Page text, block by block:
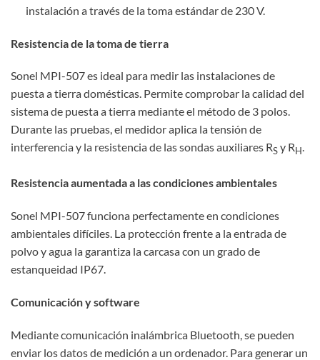
instalación a través de la toma estándar de 230 V.
Resistencia de la toma de tierra
Sonel MPI-507 es ideal para medir las instalaciones de
puesta a tierra domésticas. Permite comprobar la calidad del
sistema de puesta a tierra mediante el método de 3 polos.
Durante las pruebas, el medidor aplica la tensión de
interferencia y la resistencia de las sondas auxiliares RSy RH.
Resistencia aumentada a las condiciones ambientales
Sonel MPI-507 funciona perfectamente en condiciones
ambientales difíciles. La protección frente a la entrada de
polvo y agua la garantiza la carcasa con un grado de
estanqueidad IP67.
Comunicación y software
Mediante comunicación inalámbrica Bluetooth, se pueden
enviar los datos de medición a un ordenador. Para generar un